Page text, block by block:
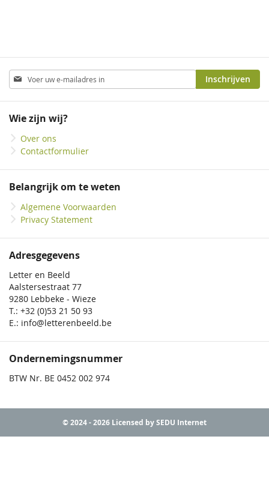
Abonneer
u
op
nieuwsbrief
Inschrijven
Wie zijn wij?
Over ons
Contactformulier
Belangrijk om te weten
Algemene Voorwaarden
Privacy Statement
Adresgegevens
Letter en Beeld
Aalstersestraat 77
9280 Lebbeke - Wieze
T.: +32 (0)53 21 50 93
E.: info@letterenbeeld.be
Ondernemingsnummer
BTW Nr. BE 0452 002 974
© 2024 - 2026 Licensed by SEDU Internet